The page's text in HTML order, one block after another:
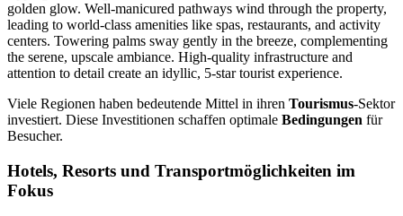
Viele Regionen haben bedeutende Mittel in ihren Tourismus-Sektor
investiert. Diese Investitionen schaffen optimale Bedingungen für
Besucher.
Hotels, Resorts und Transportmöglichkeiten im
Fokus